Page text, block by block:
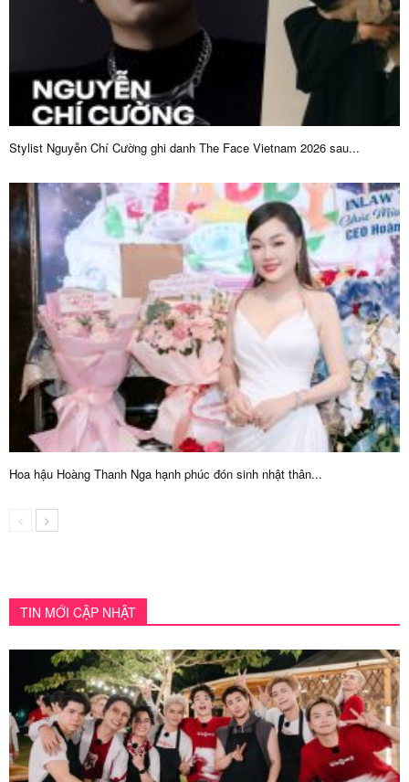
Stylist Nguyễn Chí Cường ghi danh The Face Vietnam 2026 sau...
Hoa hậu Hoàng Thanh Nga hạnh phúc đón sinh nhật thân...
TIN MỚI CẬP NHẬT